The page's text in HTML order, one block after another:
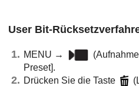
User Bit-
MENU → (Aufnahme
Preset].
Drücken Sie die Taste